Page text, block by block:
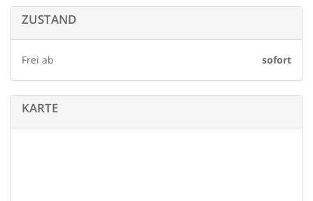
ZUSTAND
Frei ab sofort
KARTE